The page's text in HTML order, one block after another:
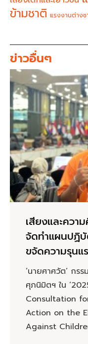
ข้ามชาติ แรงงานต่าง
ข่าวอื่นๆ
เสียงและควา
จัดทำแผนปฏิบั
ขจัดความรุนแ
‘นายศาศวัต’ กร
ศุภนิมิตฯ ใน
Consultation
Action on the
Against